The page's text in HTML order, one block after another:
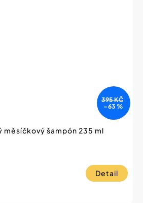
395 KČ
–63 %
měsíčkový šampón 235 ml
Detail